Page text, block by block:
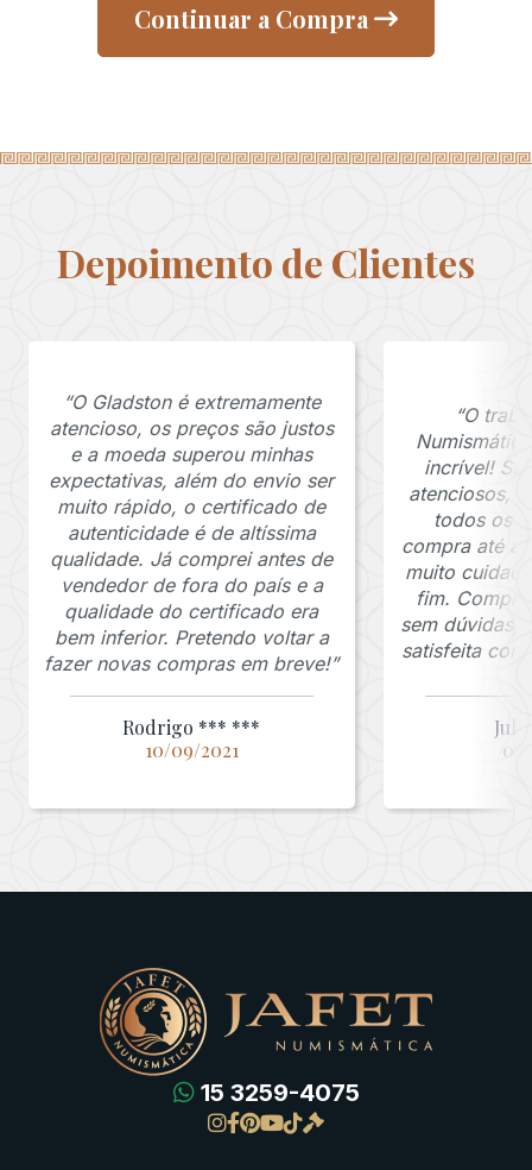
Continuar a Compra
Depoimento de Clientes
“O Gladston é extremamente
atencioso, os preços são justos
e a moeda superou minhas
expectativas, além do envio ser
muito rápido, o certificado de
autenticidade é de altíssima
qualidade. Já comprei antes de
vendedor de fora do país e a
qualidade do certificado era
bem inferior. Pretendo voltar a
fazer novas compras em breve!”
Rodrigo *** ***
10/09/2021
“O
incrível!
atenciosos,
todos os
compra até a
muito
fim.
sem dúvidas,
satisfeita com
03/
15 3259-4075
Gregas